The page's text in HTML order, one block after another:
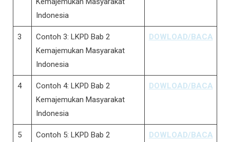
Indonesia
3
Contoh 3: LKPD Bab 2
Kemajemukan Masyarakat
Indonesia
DOWLOAD/BACA
4
Contoh 4: LKPD Bab 2
Kemajemukan Masyarakat
Indonesia
DOWLOAD/BACA
5
Contoh 5: LKPD Bab 2
DOWLOAD/BACA